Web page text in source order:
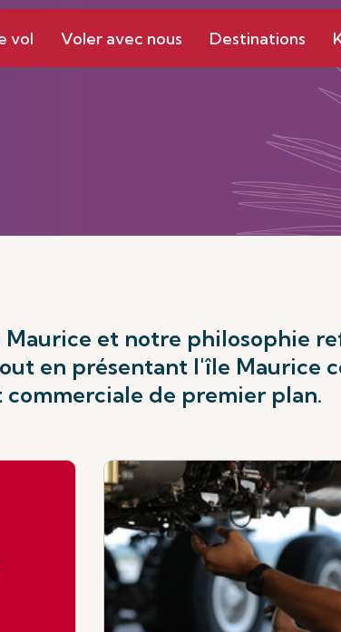
vol Voler avec nous Destinations
Maurice et notre philosophie
en présentant l'île Maurice
de premier plan.